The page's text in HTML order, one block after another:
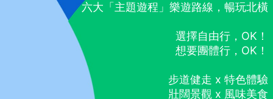
六大「主題遊程」樂遊路線，暢玩北橫
選擇自由行，OK！
想要團體行，OK！
步道健走 x 特色體驗
壯闊景觀 x 風味美食